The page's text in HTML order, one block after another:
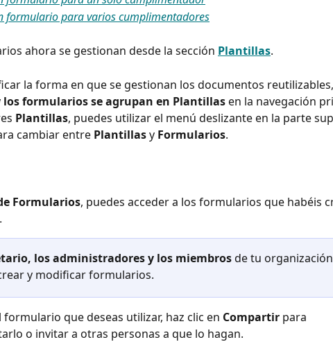
formulario para varios cumplimentadores
ahora se gestionan desde la sección Plantillas.
la forma en que se gestionan los documentos
formularios se agrupan en Plantillas en la navegación
Plantillas, puedes utilizar el menú deslizante en la parte
cambiar entre Plantillas y Formularios.
Formularios, puedes acceder a los formularios que habéis
los administradores y los miembros de tu organización
y modificar formularios.
formulario que deseas utilizar, haz clic en Compartir para
o invitar a otras personas a que lo hagan.